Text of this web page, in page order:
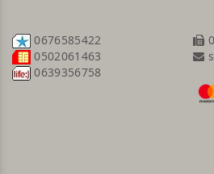
0676585422
0502061463
0639356758